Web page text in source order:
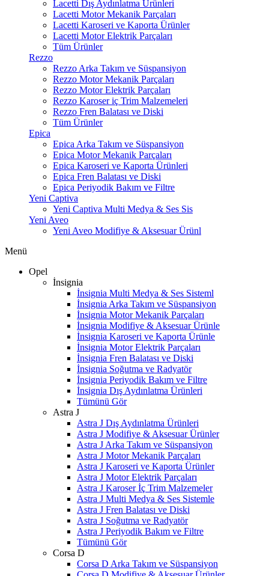
Lacetti Dış Aydınlatma Ürünleri
Lacetti Motor Mekanik Parçaları
Lacetti Karoseri ve Kaporta Ürünler
Lacetti Motor Elektrik Parçaları
Tüm Ürünler
Rezzo
Rezzo Arka Takım ve Süspansiyon
Rezzo Motor Mekanik Parçaları
Rezzo Motor Elektrik Parçaları
Rezzo Karoser iç Trim Malzemeleri
Rezzo Fren Balatası ve Diski
Tüm Ürünler
Epica
Epica Arka Takım ve Süspansiyon
Epica Motor Mekanik Parçaları
Epica Karoseri ve Kaporta Ürünleri
Epica Fren Balatası ve Diski
Epica Periyodik Bakım ve Filtre
Yeni Captiva
Yeni Captiva Multi Medya & Ses Sis
Yeni Aveo
Yeni Aveo Modifiye & Aksesuar Ürünl
Menü
Opel
İnsignia
İnsignia Multi Medya & Ses Sisteml
İnsignia Arka Takım ve Süspansiyon
İnsignia Motor Mekanik Parçaları
İnsignia Modifiye & Aksesuar Ürünle
İnsignia Karoseri ve Kaporta Ürünle
İnsignia Motor Elektrik Parçaları
İnsignia Fren Balatası ve Diski
İnsignia Soğutma ve Radyatör
İnsignia Periyodik Bakım ve Filtre
İnsignia Dış Aydınlatma Ürünleri
Tümünü Gör
Astra J
Astra J Dış Aydınlatma Ürünleri
Astra J Modifiye & Aksesuar Ürünler
Astra J Arka Takım ve Süspansiyon
Astra J Motor Mekanik Parçaları
Astra J Karoseri ve Kaporta Ürünler
Astra J Motor Elektrik Parçaları
Astra J Karoser İç Trim Malzemeler
Astra J Multi Medya & Ses Sistemle
Astra J Fren Balatası ve Diski
Astra J Soğutma ve Radyatör
Astra J Periyodik Bakım ve Filtre
Tümünü Gör
Corsa D
Corsa D Arka Takım ve Süspansiyon